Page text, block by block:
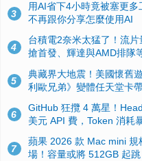
3
用AI省下4小時竟被塞更
不再跟你分享怎麼使用AI
4
台積電2奈米太猛了！流
搶首發、輝達與AMD排隊
5
典藏界大地震！美國懷舊
利歐兄弟》變體任天堂卡
6
GitHub 狂攬 4 萬星！
美元 API 費，Token 消耗
7
蘋果 2026 款 Mac mini
場！容量或將 512GB 起跳